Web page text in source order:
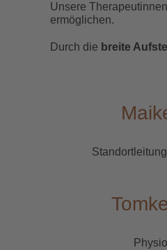
Unsere
ermöglichen.
Durch die breite